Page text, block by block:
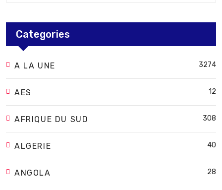
Categories
A LA UNE 3274
AES 12
AFRIQUE DU SUD 308
ALGERIE 40
ANGOLA 28